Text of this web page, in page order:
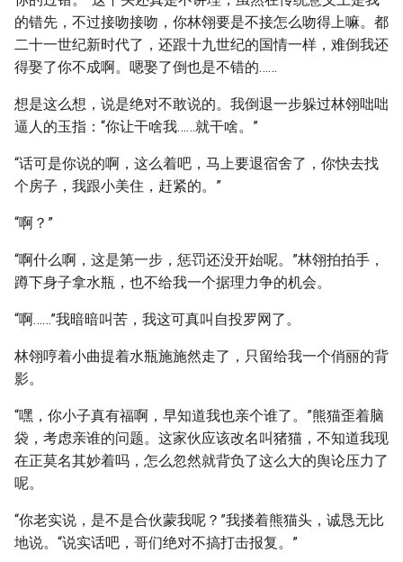
的错先，不过接吻接吻，你林翎要是不接怎么吻得上嘛。都
二十一世纪新时代了，还跟十九世纪的国情一样，难倒我还
得娶了你不成啊。嗯娶了倒也是不错的……
想是这么想，说是绝对不敢说的。我倒退一步躲过林翎咄咄
逼人的玉指：“你让干啥我……就干啥。”
“话可是你说的啊，这么着吧，马上要退宿舍了，你快去找
个房子，我跟小美住，赶紧的。”
“啊？”
“啊什么啊，这是第一步，惩罚还没开始呢。”林翎拍拍手，
蹲下身子拿水瓶，也不给我一个据理力争的机会。
“啊……”我暗暗叫苦，我这可真叫自投罗网了。
林翎哼着小曲提着水瓶施施然走了，只留给我一个俏丽的背
影。
“嘿，你小子真有福啊，早知道我也亲个谁了。”熊猫歪着脑
袋，考虑亲谁的问题。这家伙应该改名叫猪猫，不知道我现
在正莫名其妙着吗，怎么忽然就背负了这么大的舆论压力了
呢。
“你老实说，是不是合伙蒙我呢？”我搂着熊猫头，诚恳无比
地说。“说实话吧，哥们绝对不搞打击报复。”